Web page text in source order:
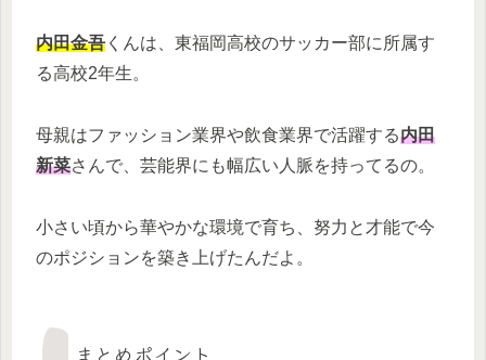
内田金吾 くんは、東福岡高校のサッカー部に所属す
る高校2年生。
母親はファッション業界や飲食業界で活躍する内田
新菜さんで、芸能界にも幅広い人脈を持ってるの。
小さい頃から華やかな環境で育ち、努力と才能で今
のポジションを築き上げたんだよ。
まとめポイント